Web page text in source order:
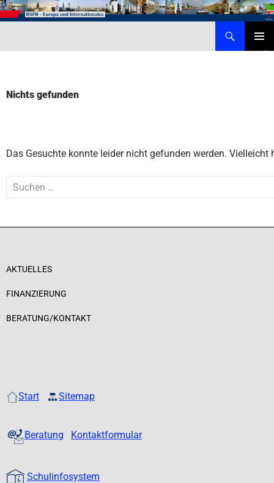
Zum
Inhalt
Nichts gefunden
Das Gesuchte konnte leider nicht gefunden werden.
Suchen
nach:
AKTUELLES
FINANZIERUNG
BERATUNG/KONTAKT
Start Sitemap
Beratung Kontaktformular
Schulinfosystem